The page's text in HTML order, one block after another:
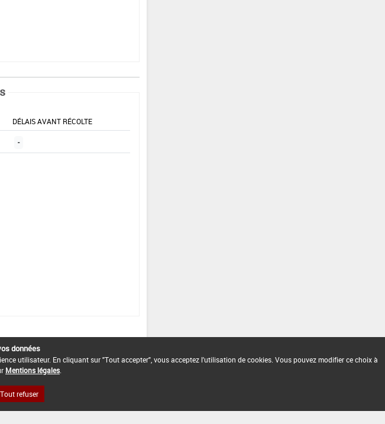
DÉLAIS AVANT RÉCOLTE
-
données
utilisateur. En cliquant sur "Tout accepter", vous acceptez l'utilisation de cookies. Vous pouvez modifier ce choix à
Mentions légales
Tout refuser